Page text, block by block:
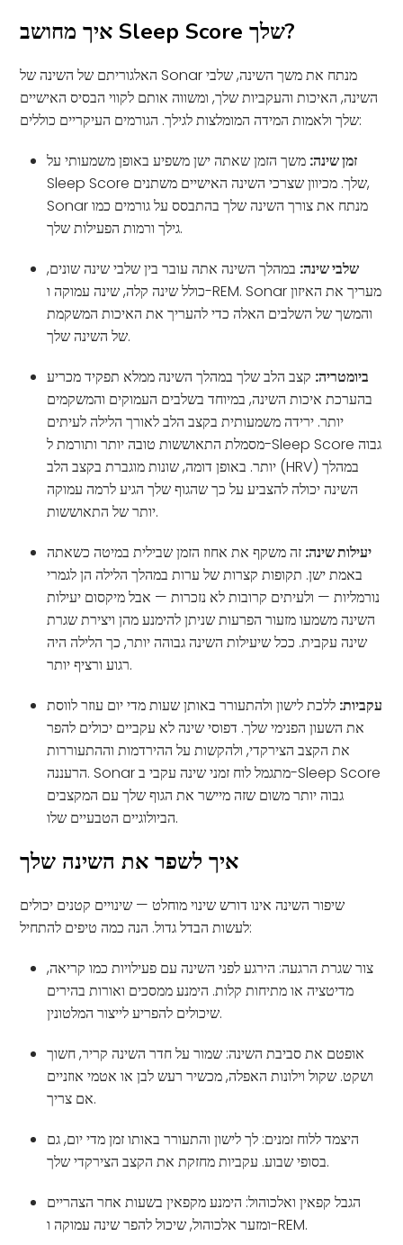
איך מחושב Sleep Score שלך?
האלגוריתם של השינה של Sonar מנתח את משך השינה, שלבי
השינה, האיכות והעקביות שלך, ומשווה אותם לקווי הבסיס האישיים
שלך ולאמות המידה המומלצות לגילך. הגורמים העיקריים כוללים:
זמן שינה: משך הזמן שאתה ישן משפיע באופן משמעותי על
Sleep Score שלך. מכיוון שצרכי השינה האישיים משתנים,
Sonar מנתח את צורך השינה שלך בהתבסס על גורמים כמו
גילך ורמות הפעילות שלך.
שלבי שינה: במהלך השינה אתה עובר בין שלבי שינה שונים,
כולל שינה קלה, שינה עמוקה ו-REM. Sonar מעריך את האיזון
והמשך של השלבים האלה כדי להעריך את האיכות המשקמת
של השינה שלך.
ביומטריה: קצב הלב שלך במהלך השינה ממלא תפקיד מכריע
בהערכת איכות השינה, במיוחד בשלבים העמוקים והמשקמים
יותר. ירידה משמעותית בקצב הלב לאורך הלילה לעיתים
מסמלת התאוששות טובה יותר ותורמת ל-Sleep Score גבוה
יותר. באופן דומה, שונות מוגברת בקצב הלב (HRV) במהלך
השינה יכולה להצביע על כך שהגוף שלך הגיע לרמה עמוקה
יותר של התאוששות.
יעילות שינה: זה משקף את אחוז הזמן שבילית במיטה כשאתה
באמת ישן. תקופות קצרות של ערות במהלך הלילה הן לגמרי
נורמליות — ולעיתים קרובות לא נזכרות — אבל מיקסום יעילות
השינה משמעו מזעור הפרעות שניתן להימנע מהן ויצירת שגרת
שינה עקבית. ככל שיעילות השינה גבוהה יותר, כך הלילה היה
רגוע ורציף יותר.
עקביות: ללכת לישון ולהתעורר באותן שעות מדי יום עוזר לווסת
את השעון הפנימי שלך. דפוסי שינה לא עקביים יכולים להפר
את הקצב הצירקדי, ולהקשות על ההירדמות וההתעוררות
הרעננה. Sonar מתגמל לוח זמני שינה עקבי ב-Sleep Score
גבוה יותר משום שזה מיישר את הגוף שלך עם המקצבים
הביולוגיים הטבעיים שלו.
איך לשפר את השינה שלך
שיפור השינה אינו דורש שינוי מוחלט — שינויים קטנים יכולים
לעשות הבדל גדול. הנה כמה טיפים להתחיל:
צור שגרת הרגעה: הירגע לפני השינה עם פעילויות כמו קריאה,
מדיטציה או מתיחות קלות. הימנע ממסכים ואורות בהירים
שיכולים להפריע לייצור המלטונין.
אופטם את סביבת השינה: שמור על חדר השינה קריר, חשוך
ושקט. שקול וילונות האפלה, מכשיר רעש לבן או אטמי אוזניים
אם צריך.
היצמד ללוח זמנים: לך לישון והתעורר באותו זמן מדי יום, גם
בסופי שבוע. עקביות מחזקת את הקצב הצירקדי שלך.
הגבל קפאין ואלכוהול: הימנע מקפאין בשעות אחר הצהריים
ומזער אלכוהול, שיכול להפר שינה עמוקה ו-REM.